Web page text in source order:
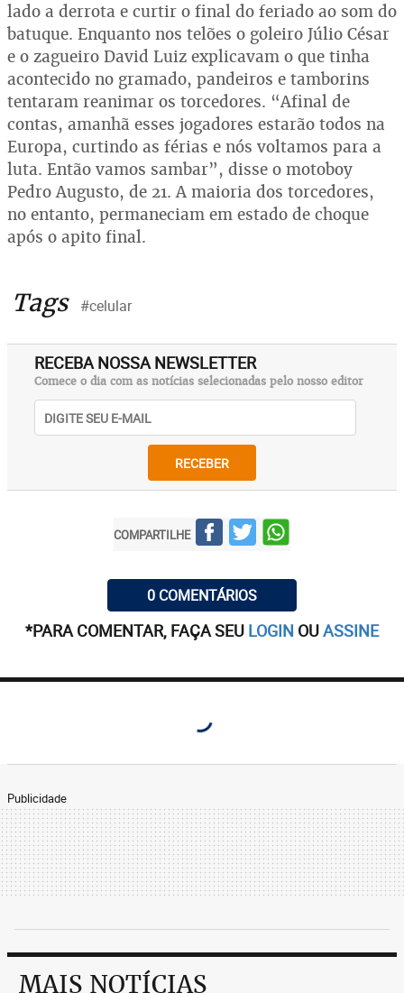
lado a derrota e curtir o final do feriado ao som do
batuque. Enquanto nos telões o goleiro Júlio César
e o zagueiro David Luiz explicavam o que tinha
acontecido no gramado, pandeiros e tamborins
tentaram reanimar os torcedores. “Afinal de
contas, amanhã esses jogadores estarão todos na
Europa, curtindo as férias e nós voltamos para a
luta. Então vamos sambar”, disse o motoboy
Pedro Augusto, de 21. A maioria dos torcedores,
no entanto, permaneciam em estado de choque
após o apito final.
Tags #celular
RECEBA NOSSA NEWSLETTER
Comece o dia com as notícias selecionadas pelo nosso editor
RECEBER
COMPARTILHE
0 COMENTÁRIOS
*PARA COMENTAR, FAÇA SEU LOGIN OUASSINE
Publicidade
MAIS NOTÍCIAS